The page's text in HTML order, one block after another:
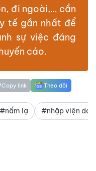
đi ngoài,… cần
tế gần nhất để
sự việc đáng
cáo.
Copy link Theo dõi
#nấm lạ #nhập viện do